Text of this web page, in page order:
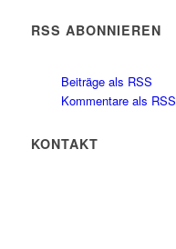
RSS ABONNIEREN
Beiträge als RSS
Kommentare als RSS
KONTAKT